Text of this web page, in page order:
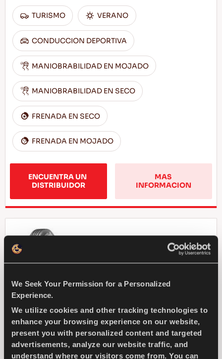
We Seek Your Permission for a Personalized
Experience.
We utilize cookies and other tracking technologies to
enhance your browsing experience on our website,
present you with personalized content and targeted
advertisements, analyze our website traffic, and
understand where our visitors come from. You can
TURISMO VERANO
CONDUCCION DEPORTIVA
MANIOBRABILIDAD EN MOJADO
MANIOBRABILIDAD EN SECO
FRENADA EN SECO
FRENADA EN MOJADO
ENCUENTRA UN
DISTRIBUIDOR
MAS
INFORMACION
Selección natural - Economía de manejo para
tu coche compacto de pasajeros
TURISMO VERANO